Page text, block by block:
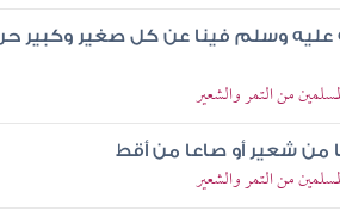
عليه وسلم فينا عن كل صغير وكبير حر
من التمر والشعير
من شعير أو صاعا من أقط
من التمر والشعير